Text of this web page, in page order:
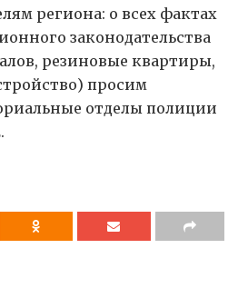
региона: о всех фактах
законодательства
резиновые квартиры,
просим
отделы полиции